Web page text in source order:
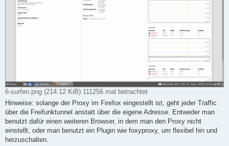
6-surfen.png (214.12 KiB) 111256 mal betrachtet
Hinweise: solange der Proxy im Firefox eingestellt ist, geht jeder Traffic
über die Freifunktunnel anstatt über die eigene Adresse. Entweder man
benutzt dafür einen weiteren Browser, in dem man den Proxy nicht
einstellt, oder man benutzt ein Plugin wie foxyproxy, um flexibel hin und
herzuschalten.